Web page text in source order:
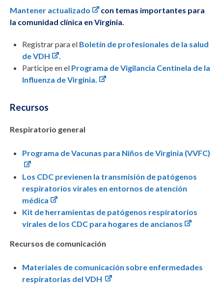
Mantener actualizado
con temas importantes para
la comunidad clínica en Virginia.
Registrar para el Boletín de profesionales de la salud
de VDH
.
Participe en el Programa de Vigilancia Centinela de la
Influenza de Virginia.
Recursos
Respiratorio general
Programa de Vacunas para Niños de Virginia (VVFC)
Los CDC previenen la transmisión de patógenos
respiratorios virales en entornos de atención
médica
Kit de herramientas de patógenos respiratorios
virales de los CDC para hogares de ancianos
Recursos de comunicación
Materiales de comunicación sobre enfermedades
respiratorias del VDH